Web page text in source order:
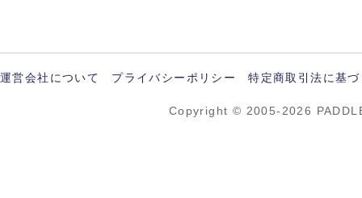
運営会社について プライバシーポリシー 特定商取引法に基
Copyright © 2005-2026